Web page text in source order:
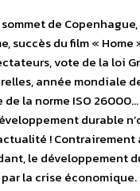
de
succès du film « Home
vote de la loi
année mondiale
la norme ISO
durable
! Contrairement
le développement
la crise économique.